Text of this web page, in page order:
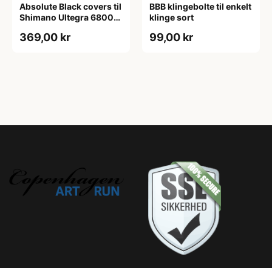
Absolute Black covers til
Shimano Ultegra 6800
369,00 kr
BBB klingebolte til enkelt
klinge sort
99,00 kr